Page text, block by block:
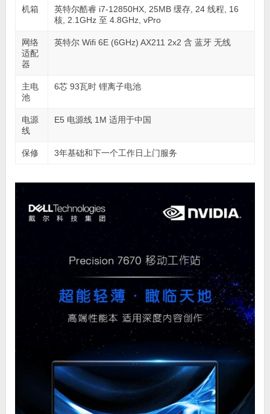
机箱
英特尔酷睿 i7-12850HX, 25MB 缓存, 24 线程, 16
核, 2.1GHz 至 4.8GHz, vPro
网络
适配
器
英特尔 Wifi 6E (6GHz) AX211 2x2 含 蓝牙 无线
主电
池
6芯 93瓦时 锂离子电池
电源
线
E5 电源线 1M 适用于中国
保修 3年基础和下一个工作日上门服务